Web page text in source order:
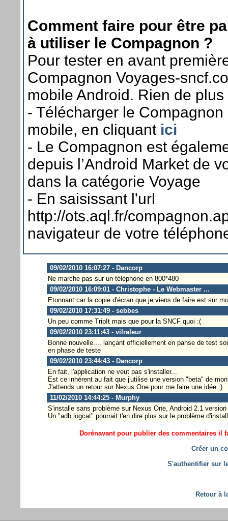
Comment faire pour être
à utiliser le Compagnon ?
Pour tester en avant
Compagnon Voyages-
mobile Android. Rien de
- Télécharger le
mobile, en cliquant ici
- Le Compagnon est
depuis l’Android Market de
dans la catégorie Voyage
- En saisissant l'url
http://ots.aql.fr/
navigateur de votre
09/02/2010 16:07:27 - Dancorp
Ne marche pas sur un téléphone en 800*480
09/02/2010 16:09:01 - Christophe - Le Webmaster ...
Etonnant car la copie d'écran que je viens de faire est sur
09/02/2010 17:31:49 - sebbes
Un peu comme TripIt mais que pour la SNCF quoi :(
09/02/2010 23:11:43 - vilraleur
Bonne nouvelle.... lançant officiellement en pahse de test
en phase de teste
09/02/2010 23:44:43 - Dancorp
En fait, l'application ne veut pas s'installer...
Est ce inhérent au fait que j'utilise une version "beta" de
J'attends un retour sur Nexus One pour me faire une idée :)
11/02/2010 14:44:25 - Murphy
S'installe sans problème sur Nexus One, Android 2.1
Un "adb logcat" pourrait t'en dire plus sur le problème
Dorénavant pour publier des commentaires il
Créer un
S'authentifier sur
Retour à